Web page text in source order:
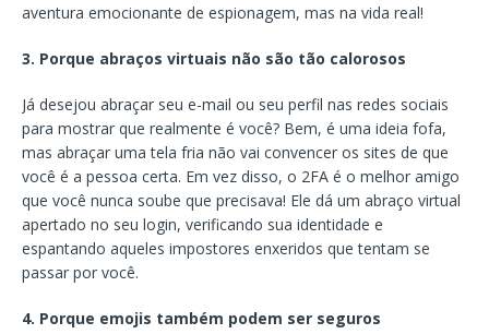
aventura emocionante de espionagem, mas na vida real!
3. Porque abraços virtuais não são tão calorosos
Já desejou abraçar seu e-mail ou seu perfil nas redes sociais
para mostrar que realmente é você? Bem, é uma ideia fofa,
mas abraçar uma tela fria não vai convencer os sites de que
você é a pessoa certa. Em vez disso, o 2FA é o melhor amigo
que você nunca soube que precisava! Ele dá um abraço virtual
apertado no seu login, verificando sua identidade e
espantando aqueles impostores enxeridos que tentam se
passar por você.
4. Porque emojis também podem ser seguros